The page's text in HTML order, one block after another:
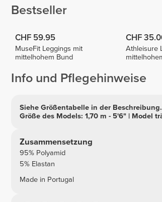
Bestseller
CHF 59.95
MuseFit Leggings mit
mittelhohem Bund
CHF
Athleisure
Info und Pflegehinweise
Siehe Größentabelle in der Beschreibung.
Größe des Models: 1,70 m - 5'6" | Model
Zusammensetzung
95% Polyamid
5% Elastan
Made in Portugal